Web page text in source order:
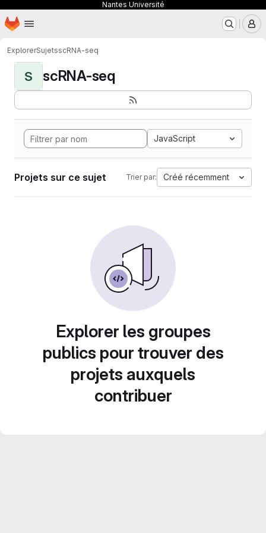
Nantes Université
Passer au contenu principal
Page d'accueil
ExplorerSujetsscRNA-seq
S scRNA-seq
JavaScript
Projets sur ce sujet Trier par: Créé récemment
Explorer les groupes
publics pour trouver des
projets auxquels
contribuer